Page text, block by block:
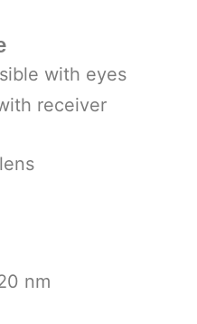
with eyes
receiver
nm